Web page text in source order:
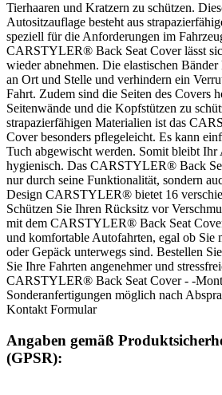
Tierhaaren und Kratzern zu schützen.
Autositzauflage besteht aus
speziell für die Anforderungen im
CARSTYLER® Back Seat Cover lässt
wieder abnehmen. Die elastischen
an Ort und Stelle und verhindern ein
Fahrt. Zudem sind die Seiten des Covers
Seitenwände und die Kopfstützen zu
strapazierfähigen Materialien ist das
Cover besonders pflegeleicht. Es kann
Tuch abgewischt werden. Somit bleibt Ihr
hygienisch. Das CARSTYLER® Back
nur durch seine Funktionalität, sondern
Design CARSTYLER® bietet 16
Schützen Sie Ihren Rücksitz vor
mit dem CARSTYLER® Back Seat
und komfortable Autofahrten, egal ob Sie
oder Gepäck unterwegs sind. Bestellen
Sie Ihre Fahrten angenehmer und
CARSTYLER® Back Seat Cover - -
Sonderanfertigungen möglich nach
Kontakt Formular
Angaben gemäß
(GPSR):